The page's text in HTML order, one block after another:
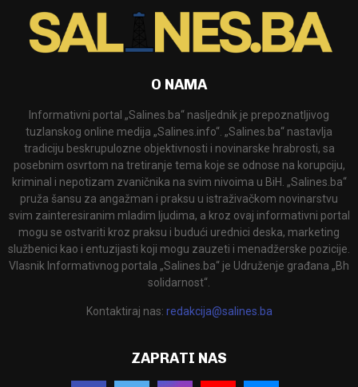
O NAMA
Informativni portal „Salines.ba“ nasljednik je prepoznatljivog
tuzlanskog online medija „Salines.info“. „Salines.ba“ nastavlja
tradiciju beskrupulozne objektivnosti i novinarske hrabrosti, sa
posebnim osvrtom na tretiranje tema koje se odnose na korupciju,
kriminal i nepotizam zvaničnika na svim nivoima u BiH. „Salines.ba“
pruža šansu za angažman i praksu u istraživačkom novinarstvu
svim zainteresiranim mladim ljudima, a kroz ovaj informativni portal
mogu se ostvariti kroz praksu i budući urednici deska, marketing
službenici kao i entuzijasti koji mogu zauzeti i menadžerske pozicije.
Vlasnik Informativnog portala „Salines.ba“ je Udruženje građana „Bh
solidarnost“.
Kontaktiraj nas: redakcija@salines.ba
ZAPRATI NAS